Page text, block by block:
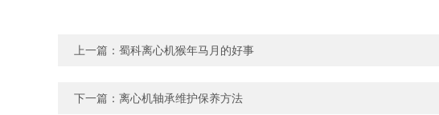
上一篇： 蜀科离心机猴年马月的好事
下一篇： 离心机轴承维护保养方法